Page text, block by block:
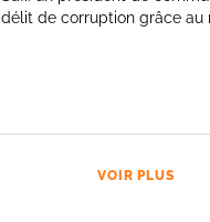
délit de corruption grâce au
VOIR PLUS